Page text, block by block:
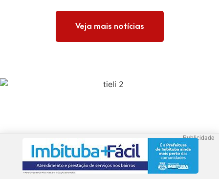
Veja mais notícias
Publicidade